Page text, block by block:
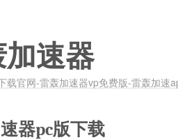
加速器
载官网-雷轰加速器vp免费版-雷轰加速
器pc版下载